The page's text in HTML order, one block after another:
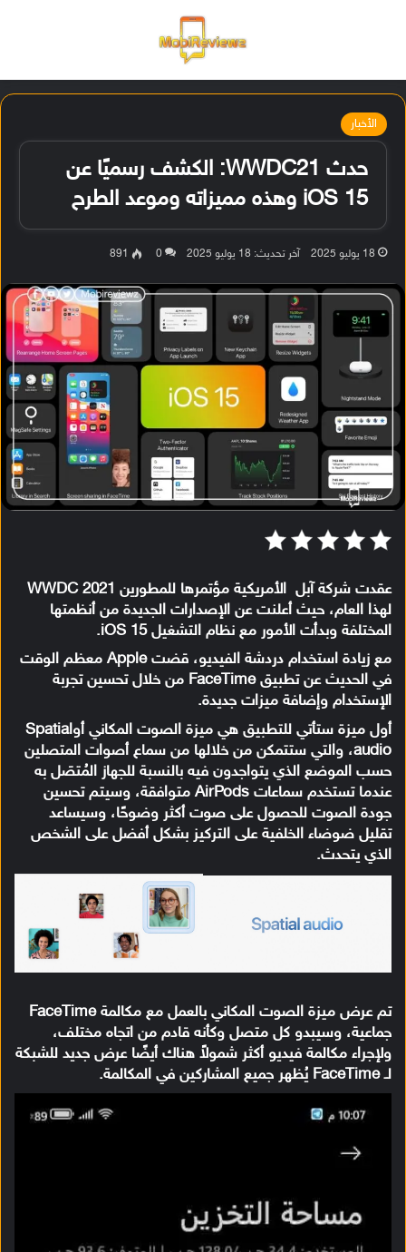
الأخبار
حدث WWDC21: الكشف رسميًا عن
iOS 15 وهذه مميزاته وموعد الطرح
18 يوليو 2025 آخر تحديث: 18 يوليو 2025 0
891
عقدت شركة آبل الأمريكية مؤتمرها للمطورين WWDC 2021
لهذا العام، حيث أعلنت عن الإصدارات الجديدة من أنظمتها
المختلفة وبدأت الأمور مع نظام التشغيل iOS 15.
مع زيادة استخدام دردشة الفيديو، قضت Apple معظم الوقت
في الحديث عن تطبيق FaceTime من خلال تحسين تجربة
الإستخدام وإضافة ميزات جديدة.
أول ميزة ستأتي للتطبيق هي ميزة الصوت المكاني أوSpatial
audio، والتي ستتمكن من خلالها من سماع أصوات المتصلين
حسب الموضع الذي يتواجدون فيه بالنسبة للجهاز المُتصَل به
عندما تستخدم سماعات AirPods متوافقة، وسيتم تحسين
جودة الصوت للحصول على صوت أكثر وضوحًا، وسيساعد
تقليل ضوضاء الخلفية على التركيز بشكل أفضل على الشخص
الذي يتحدث.
تم عرض ميزة الصوت المكاني بالعمل مع مكالمة FaceTime
جماعية، وسيبدو كل متصل وكأنه قادم من اتجاه مختلف،
ولإجراء مكالمة فيديو أكثر شمولاً هناك أيضًا عرض جديد للشبكة
لـ FaceTime يُظهر جميع المشاركين في المكالمة.